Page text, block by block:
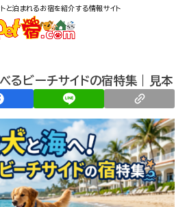
と泊まれるお宿を紹介する情報サイト
るビーチサイドの宿特集｜見本